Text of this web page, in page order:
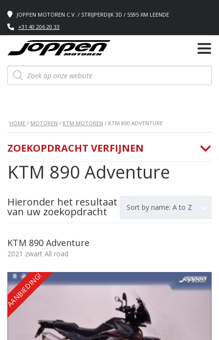
JOPPEN MOTOREN C.V. / STRIJPERDIJK 3D / 5595 XM LEENDE
+31 40 206 20 33
Producten
zoeken
HOME / MOTOREN / KTM MOTOREN / KTM 890 ADVENTURE
KTM 890 Adventure
Hieronder het resultaat
van uw zoekopdracht Sort by name: A to Z
KTM 890 Adventure
2021 zwart All road
AANBIEDING!
ZOEKOPDRACHT VERFIJNEN